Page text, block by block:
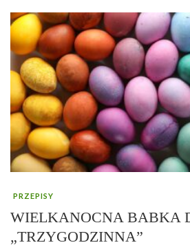
PRZEPISY
WIELKANOCNA BABKA
„TRZYGODZINNA”